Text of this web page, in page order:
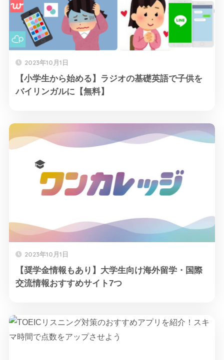
2023年10月1日
【小学生から始める】ラジオの基礎英語で子供を
バイリンガルに【無料】
2023年10月1日
【奨学金情報もあり】大学生向け海外留学・国際
交流情報おすすめサイト7つ